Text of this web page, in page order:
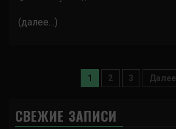
(далее…)
Пагинация
1 2 3 Далее
СВЕЖИЕ ЗАПИСИ